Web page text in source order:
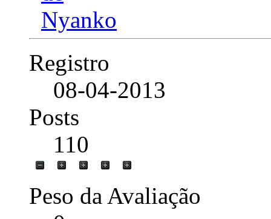
Registro
08-04-2013
Posts
110
Peso da Avaliação